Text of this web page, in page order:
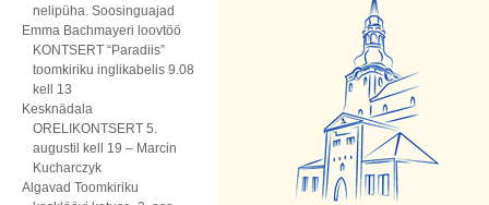
nelipüha. Soosinguajad
Emma Bachmayeri loovtöö
KONTSERT “Paradiis”
toomkiriku inglikabelis 9.08
kell 13
Kesknädala
ORELIKONTSERT 5.
augustil kell 19 – Marcin
Kucharczyk
Algavad Toomkiriku